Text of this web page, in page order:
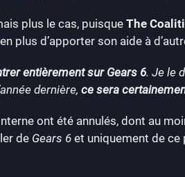
plus le cas, puisque The
plus d’apporter son aide à
entièrement sur Gears 6. Je le
dernière, ce sera
ont été annulés, dont au
de Gears 6 et uniquement de